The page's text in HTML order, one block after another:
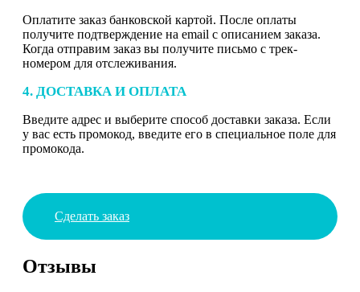
Оплатите заказ банковской картой. После оплаты
получите подтверждение на email с описанием заказа.
Когда отправим заказ вы получите письмо с трек-
номером для отслеживания.
4. ДОСТАВКА И ОПЛАТА
Введите адрес и выберите способ доставки заказа. Если
у вас есть промокод, введите его в специальное поле для
промокода.
Сделать заказ
Отзывы